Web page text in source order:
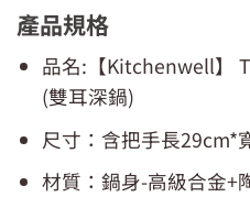
產品規格
品名:【Kitchenwell】
(雙耳深鍋)
尺寸：含把手長29cm*
材質：鍋身-高級合金+